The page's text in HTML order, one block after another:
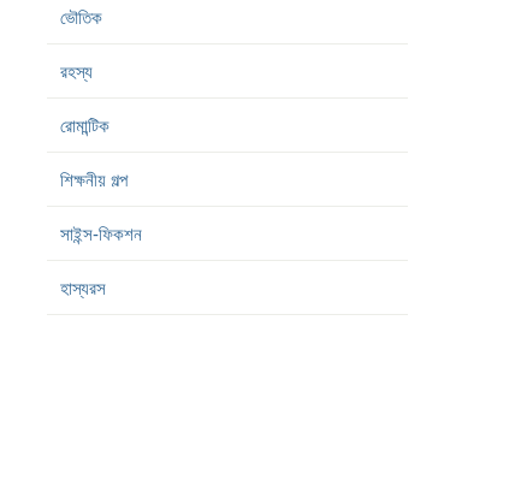
ভৌতিক
রহস্য
রোমান্টিক
শিক্ষনীয় গল্প
সাইন্স-ফিকশন
হাস্যরস